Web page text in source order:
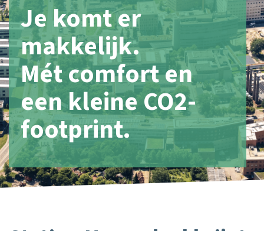
Je komt er
makkelijk.
Mét comfort en
een kleine CO2-
footprint.